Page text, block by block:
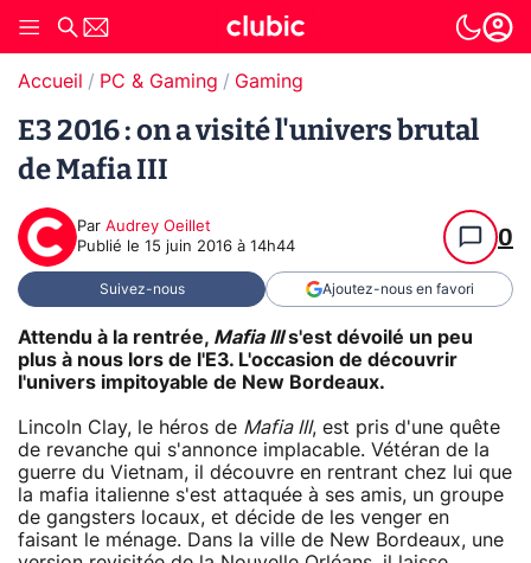
Accueil PC & Gaming Gaming
E3 2016 : on a visité l'univers brutal
de Mafia III
Par Audrey Oeillet
Publié le 15 juin 2016 à 14h44 0
Suivez-nous Ajoutez-nous en favori
Attendu à la rentrée, Mafia IIIs'est dévoilé un peu
plus à nous lors de l'E3. L'occasion de découvrir
l'univers impitoyable de New Bordeaux.
Lincoln Clay, le héros de Mafia III, est pris d'une quête
de revanche qui s'annonce implacable. Vétéran de la
guerre du Vietnam, il découvre en rentrant chez lui que
la mafia italienne s'est attaquée à ses amis, un groupe
de gangsters locaux, et décide de les venger en
faisant le ménage. Dans la ville de New Bordeaux, une